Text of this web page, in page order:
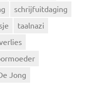
schrijfuitdaging
taalnazi
Jong